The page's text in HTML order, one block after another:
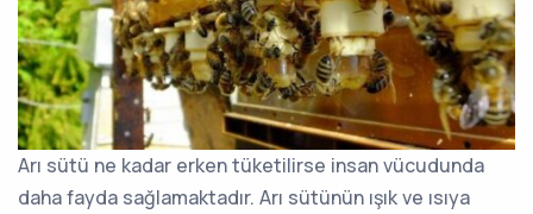
Arı sütü ne kadar erken tüketilirse insan vücudunda
daha fayda sağlamaktadır. Arı sütünün ışık ve ısıya